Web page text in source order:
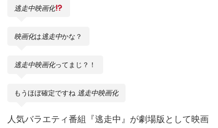
逃走中映画化
映画化は逃走中かな？
逃走中映画化ってまじ？！
もうほぼ確定ですね 逃走中映画化
人気バラエティ番組『逃走中』が劇場版として映画